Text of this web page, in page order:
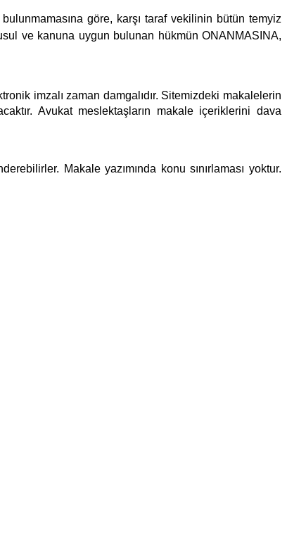
göre, karşı taraf vekilinin bütün temyiz
ve kanuna uygun bulunan hükmün ONANMASINA,
imzalı zaman damgalıdır. Sitemizdeki makalelerin
Avukat meslektaşların makale içeriklerini dava
Makale yazımında konu sınırlaması yoktur.